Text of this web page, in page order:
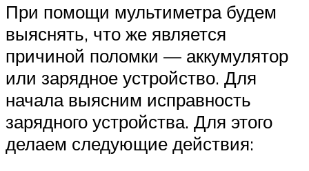
При помощи мультиметра будем
выяснять, что же является
причиной поломки — аккумулятор
или зарядное устройство. Для
начала выясним исправность
зарядного устройства. Для этого
делаем следующие действия: